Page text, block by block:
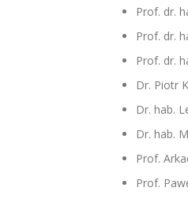
Prof. dr.
Prof. dr.
Prof. dr.
Dr. Piotr
Dr. hab.
Dr. hab.
Prof.
Prof.